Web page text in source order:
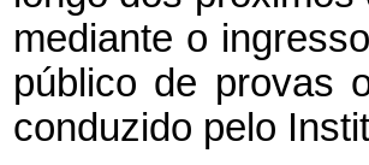
mediante o
público de provas
conduzido pelo